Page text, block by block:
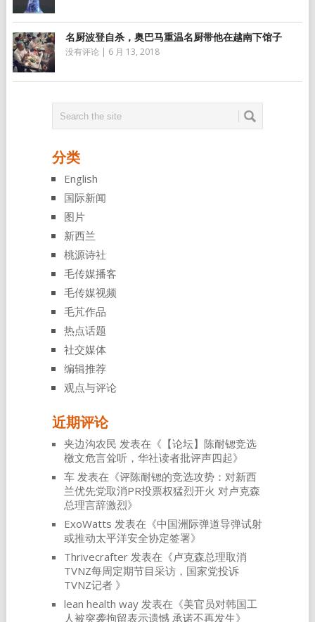
名厨波登自杀，奥巴马重温名厨带他在越南下馆子
没有评论 | 6 月 13, 2018
分类
English
国际新闻
图片
新西兰
桃源诗社
毛传媒播客
毛传媒视频
毛芃作品
热点话题
社交媒体
编辑推荐
观点与评论
近期评论
夹边沟农民 发表在《 【论坛】陈耐锶竞选
檄文危言耸听，华社读者批评声四起》
车发表在《评陈耐锶的竞选攻势：对新西
兰优先党取消PR投票权猛烈开火 对卢克森
总理言辞激烈》
ExoWatts 发表在《中国洲际弹道导弹试射
或推动太平洋安全协定签署》
Thrivecrafter发表在《卢克森总理取消
TVNZ每周定期节目采访，国家党投诉
TVNZ记者 》
lean health way发表在《美官员对韩国工
人被突袭拘留表示遗憾 承诺不再发生》